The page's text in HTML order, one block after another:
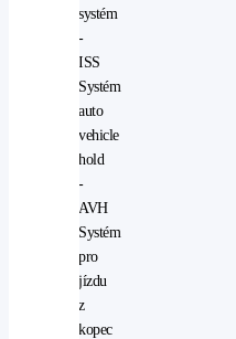
systém
-
ISS
Systém
auto
vehicle
hold
-
AVH
Systém
pro
jízdu
z
kopec